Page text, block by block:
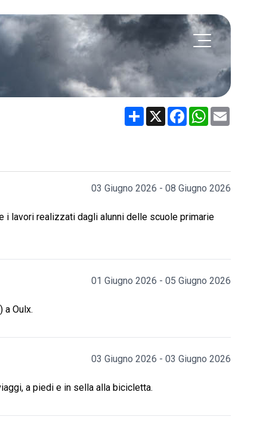
Share X FacebookWhatsApp
03 Giugno 2026 - 08 Giugno 2026
i lavori realizzati dagli alunni delle scuole primarie
01 Giugno 2026 - 05 Giugno 2026
a Oulx.
03 Giugno 2026 - 03 Giugno 2026
a piedi e in sella alla bicicletta.